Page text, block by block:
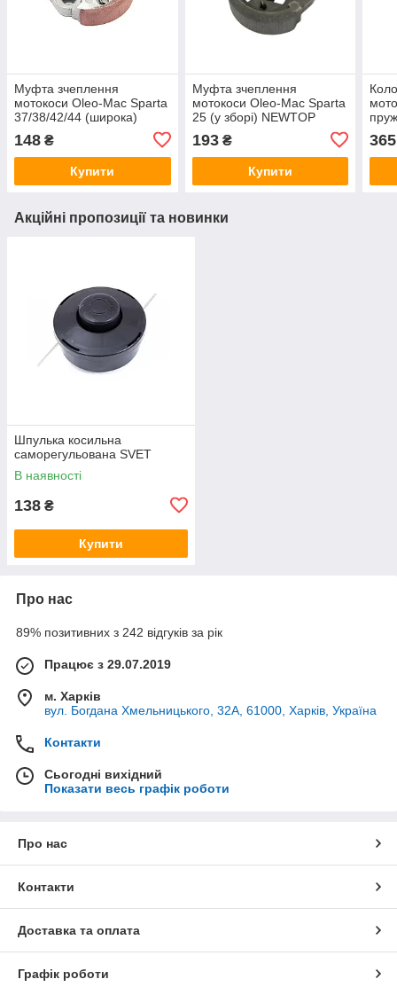
Муфта зчеплення
мотокоси Oleo-Mac Sparta
37/38/42/44 (широка)
148 ₴
Купити
Муфта зчеплення
мотокоси Oleo-Mac Sparta
25 (у зборі) NEWTOP
193₴
Купити
365
Акційні пропозиції та новинки
Шпулька косильна
саморегульована SVET
В наявності
138 ₴
Купити
Про нас
89% позитивних з 242 відгуків за рік
Працює з 29.07.2019
м. Харків
вул. Богдана Хмельницького, 32А, 61000, Харків, Україна
Контакти
Сьогодні вихідний
Показати весь графік роботи
Про нас
Контакти
Доставка та оплата
Графік роботи